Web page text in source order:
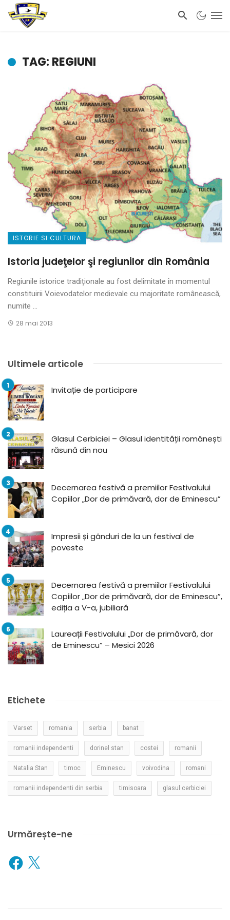
TAG: REGIUNI
ISTORIE SI CULTURA
Istoria judeţelor şi regiunilor din România
Regiunile istorice tradiționale au fost delimitate în momentul
constituirii Voievodatelor medievale cu majoritate românească,
numite ...
28 mai 2013
Ultimele articole
Invitație de participare
Glasul Cerbiciei – Glasul identității românești
răsună din nou
Decernarea festivă a premiilor Festivalului
Copiilor „Dor de primăvară, dor de Eminescu”
Impresii și gânduri de la un festival de
poveste
Decernarea festivă a premiilor Festivalului
Copiilor „Dor de primăvară, dor de Eminescu”,
ediția a V-a, jubiliară
Laureații Festivalului „Dor de primăvară, dor
de Eminescu” – Mesici 2026
Etichete
Varset romania serbia banat
romanii independenti dorinel stan costei romanii
Natalia Stan timoc Eminescu voivodina romani
romanii independenti din serbia timisoara glasul cerbiciei
Urmărește-ne
Facebook
X